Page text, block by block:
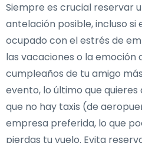
Siempre es crucial reservar
antelación posible, incluso
ocupado con el estrés de
las vacaciones o la emoción
cumpleaños de tu amigo
evento, lo último que
que no hay taxis (de
empresa preferida, lo que
pierdas tu vuelo. Evita